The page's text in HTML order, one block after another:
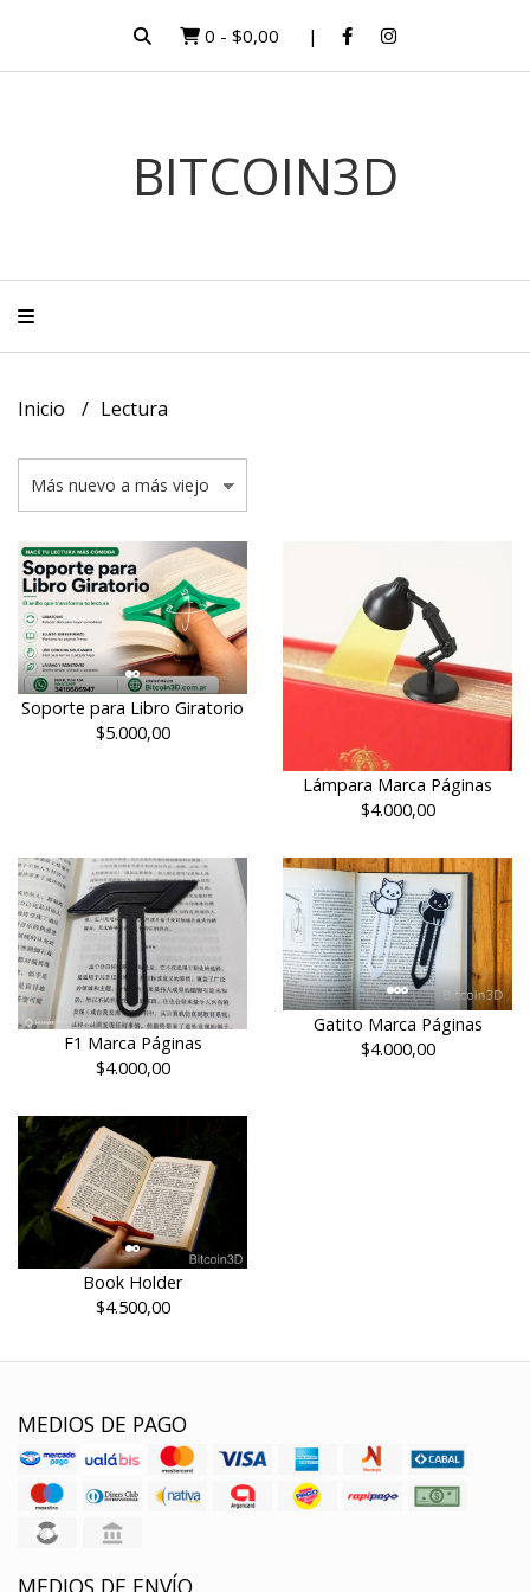
0 - $0,00
BITCOIN3D
Inicio Lectura
Soporte para Libro Giratorio
$5.000,00
Lámpara Marca Páginas
$4.000,00
F1 Marca Páginas
$4.000,00
Gatito Marca Páginas
$4.000,00
Book Holder
$4.500,00
MEDIOS DE PAGO
MEDIOS DE ENVÍO